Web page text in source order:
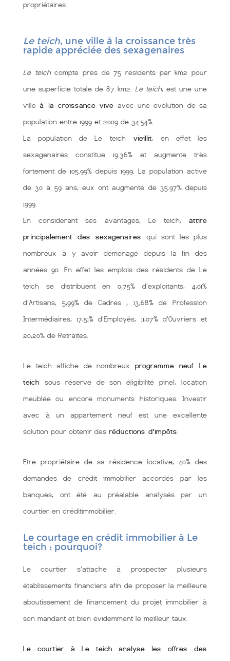
propriétaires.
Le teich, une ville à la croissance très
rapide appréciée des sexagenaires
Le teichcompte près de 75 résidents par km2 pour
une superficie totale de 87 km2. Le teich, est une une
villeà la croissance vive avec une évolution de sa
population entre 1999 et 2009 de 34.54%.
La population de Le teich vieillit, en effet les
sexagenaires constitue 19.36% et augmente très
fortement de 105.99% depuis 1999. La population active
de 30 à 59 ans, eux ont augmenté de 35.97% depuis
1999.
En considérant ses avantages, Le teich, attire
principalement des sexagenaires qui sont les plus
nombreux à y avoir déménagé depuis la fin des
années 90. En effet les emplois des résidents de Le
teich se distribuent en 0,75% d'exploitants, 4,01%
d'Artisans, 5,99% de Cadres , 13,68% de Profession
Intermédiaires, 17,51% d'Employés, 11,07% d'Ouvriers et
20,20% de Retraités.
Le teich affiche de nombreux programme neuf Le
teich sous réserve de son éligibilité pinel, location
meublée ou encore monuments historiques. Investir
avec à un appartement neuf est une excellente
solution pour obtenir des réductions d'impôts
Etre propriétaire de sa résidence locative, 40% des
demandes de crédit immobilier accordés par les
banques, ont été au préalable analysés par un
courtier en créditimmobilier.
Le courtage en crédit immobilier à Le
teich : pourquoi?
Le courtier s'attache à prospecter plusieurs
établissements financiers afin de proposer la meilleure
aboutissement de financement du projet immobilier à
son mandant et bien évidemment le meilleur taux.
Le courtier à Le teich analyse les offres des